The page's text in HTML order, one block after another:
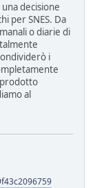
decisione
per SNES. Da
o diarie di
i
al